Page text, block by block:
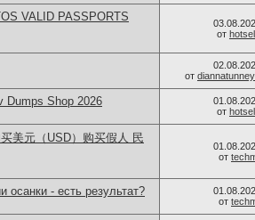
VALID PASSPORTS
от
от
Dumps Shop 2026
от
美元（USD）购买假人 民
от
- есть результат?
от